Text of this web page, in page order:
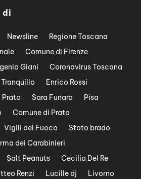
di
Newsline
Regione Toscana
Comune di Firenze
Giani
Coronavirus Toscana
Enrico Rossi
Prato Sara Funaro
Pisa
Comune di Prato
Vigili del Fuoco
Stato brado
dei Carabinieri
Salt Peanuts
Cecilia Del Re
Renzi Lucille dj
Livorno